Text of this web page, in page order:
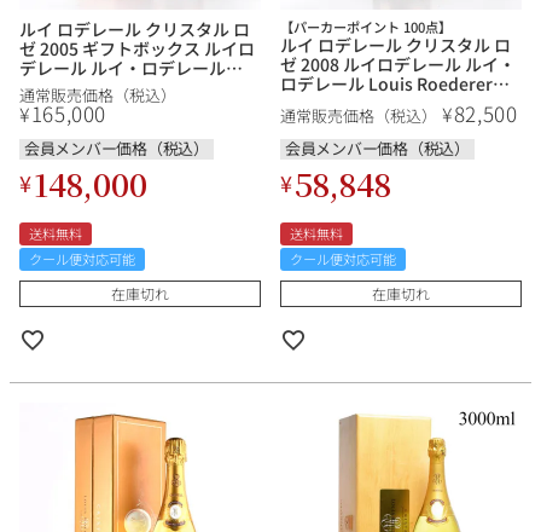
ルイ ロデレール クリスタル ロ
ゼ 2005 ギフトボックス ルイロ
デレール ルイ・ロデレール
Louis Roederer Cristal Rose
フランス シャンパン シャンパ
ーニュ
通常販売価格（税込）
¥165,000
会員メンバー価格（税込）
¥148,000
送料無料
クール便対応可能
在庫切れ
【パーカーポイント 100点】
ルイ ロデレール クリスタル ロ
ゼ 2008 ルイロデレール ルイ・
ロデレール Louis Roederer
Cristal Rose フランス シャンパ
ン シャンパーニュ
通常販売価格（税込） ¥82,500
会員メンバー価格（税込）
¥58,848
送料無料
クール便対応可能
在庫切れ